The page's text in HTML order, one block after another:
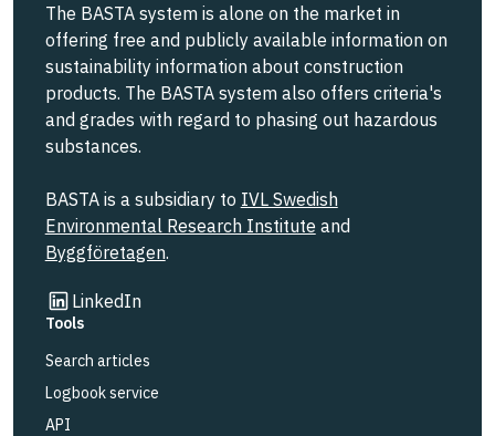
The BASTA system is alone on the market in
offering free and publicly available information on
sustainability information about construction
products. The BASTA system also offers criteria's
and grades with regard to phasing out hazardous
substances.
BASTA is a subsidiary to IVL Swedish
Environmental Research Institute and
Byggföretagen.
LinkedIn
Link to other website
Tools
Search articles
Logbook service
API